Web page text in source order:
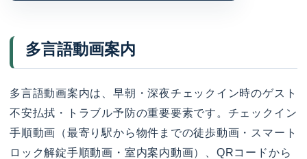
多言語動画案内
多言語動画案内は、早朝・深夜チェックイン時のゲスト
不安払拭・トラブル予防の重要要素です。チェックイン
手順動画（最寄り駅から物件までの徒歩動画・スマート
ロック解錠手順動画・室内案内動画）、QRコードから